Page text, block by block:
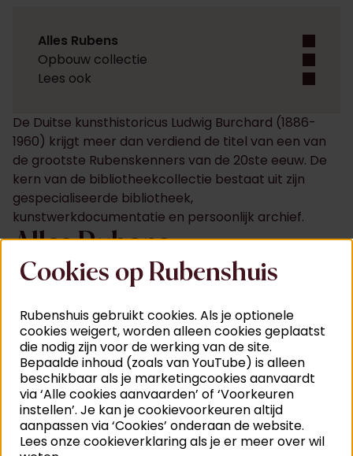
De Duitse kunsthistoricus Ludwig Burchard (1886-
1960) krijgt meer dan verdiend de titel van een van
de grootste Rubenskenners van de 20ste eeuw. De
kern van de bibliotheekcollectie bestaat uit zijn
gespecialiseerde bibliotheek,
kunstwerkdocumentatie en persoonlijk archief.
Alles Rubens
Ludwig Burchard was een vat vol Rubenskennis: hij
wijdde zijn professionele leven aan het in kaart
brengen van alle kunstwerken van Peter Paul
Rubens. Al het materiaal dat hij tijdens zijn
speurtocht verzamelde, schonk hij na zijn dood aan
stad Antwerpen. De collectie vormt het vertrekpunt
van hetCorpus Rubenianum Ludwig Burchard.
Opbouw collectie
Het hoofdonderwerp van Burchards collectie?
Alles Rubens
Opbouw collectie
Lees ook
Cookies op Rubenshuis
Rubenshuis gebruikt cookies. Als je optionele
cookies weigert, worden alleen cookies geplaatst
die nodig zijn voor de werking van de site.
Bepaalde inhoud (zoals van YouTube) is alleen
beschikbaar als je marketingcookies aanvaardt
via ‘Alle cookies aanvaarden’ of ‘Voorkeuren
instellen’. Je kan je cookievoorkeuren altijd
aanpassen via ‘Cookies’ onderaan de website.
Lees onze cookieverklaring als je er meer over wil